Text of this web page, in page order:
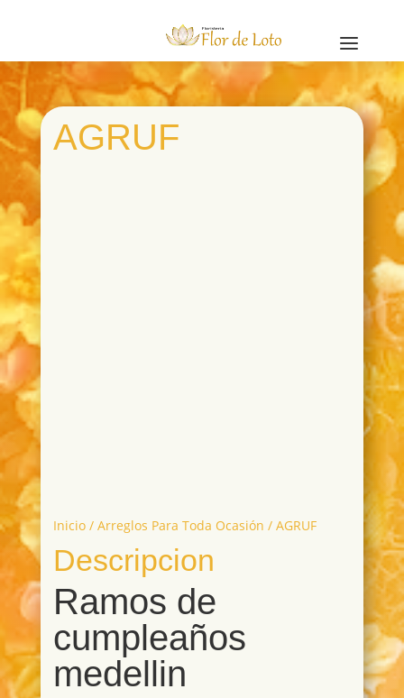
a
AGRUF
Inicio/ Arreglos Para Toda Ocasión / AGRUF
Descripcion
Ramos de
cumpleaños
medellin